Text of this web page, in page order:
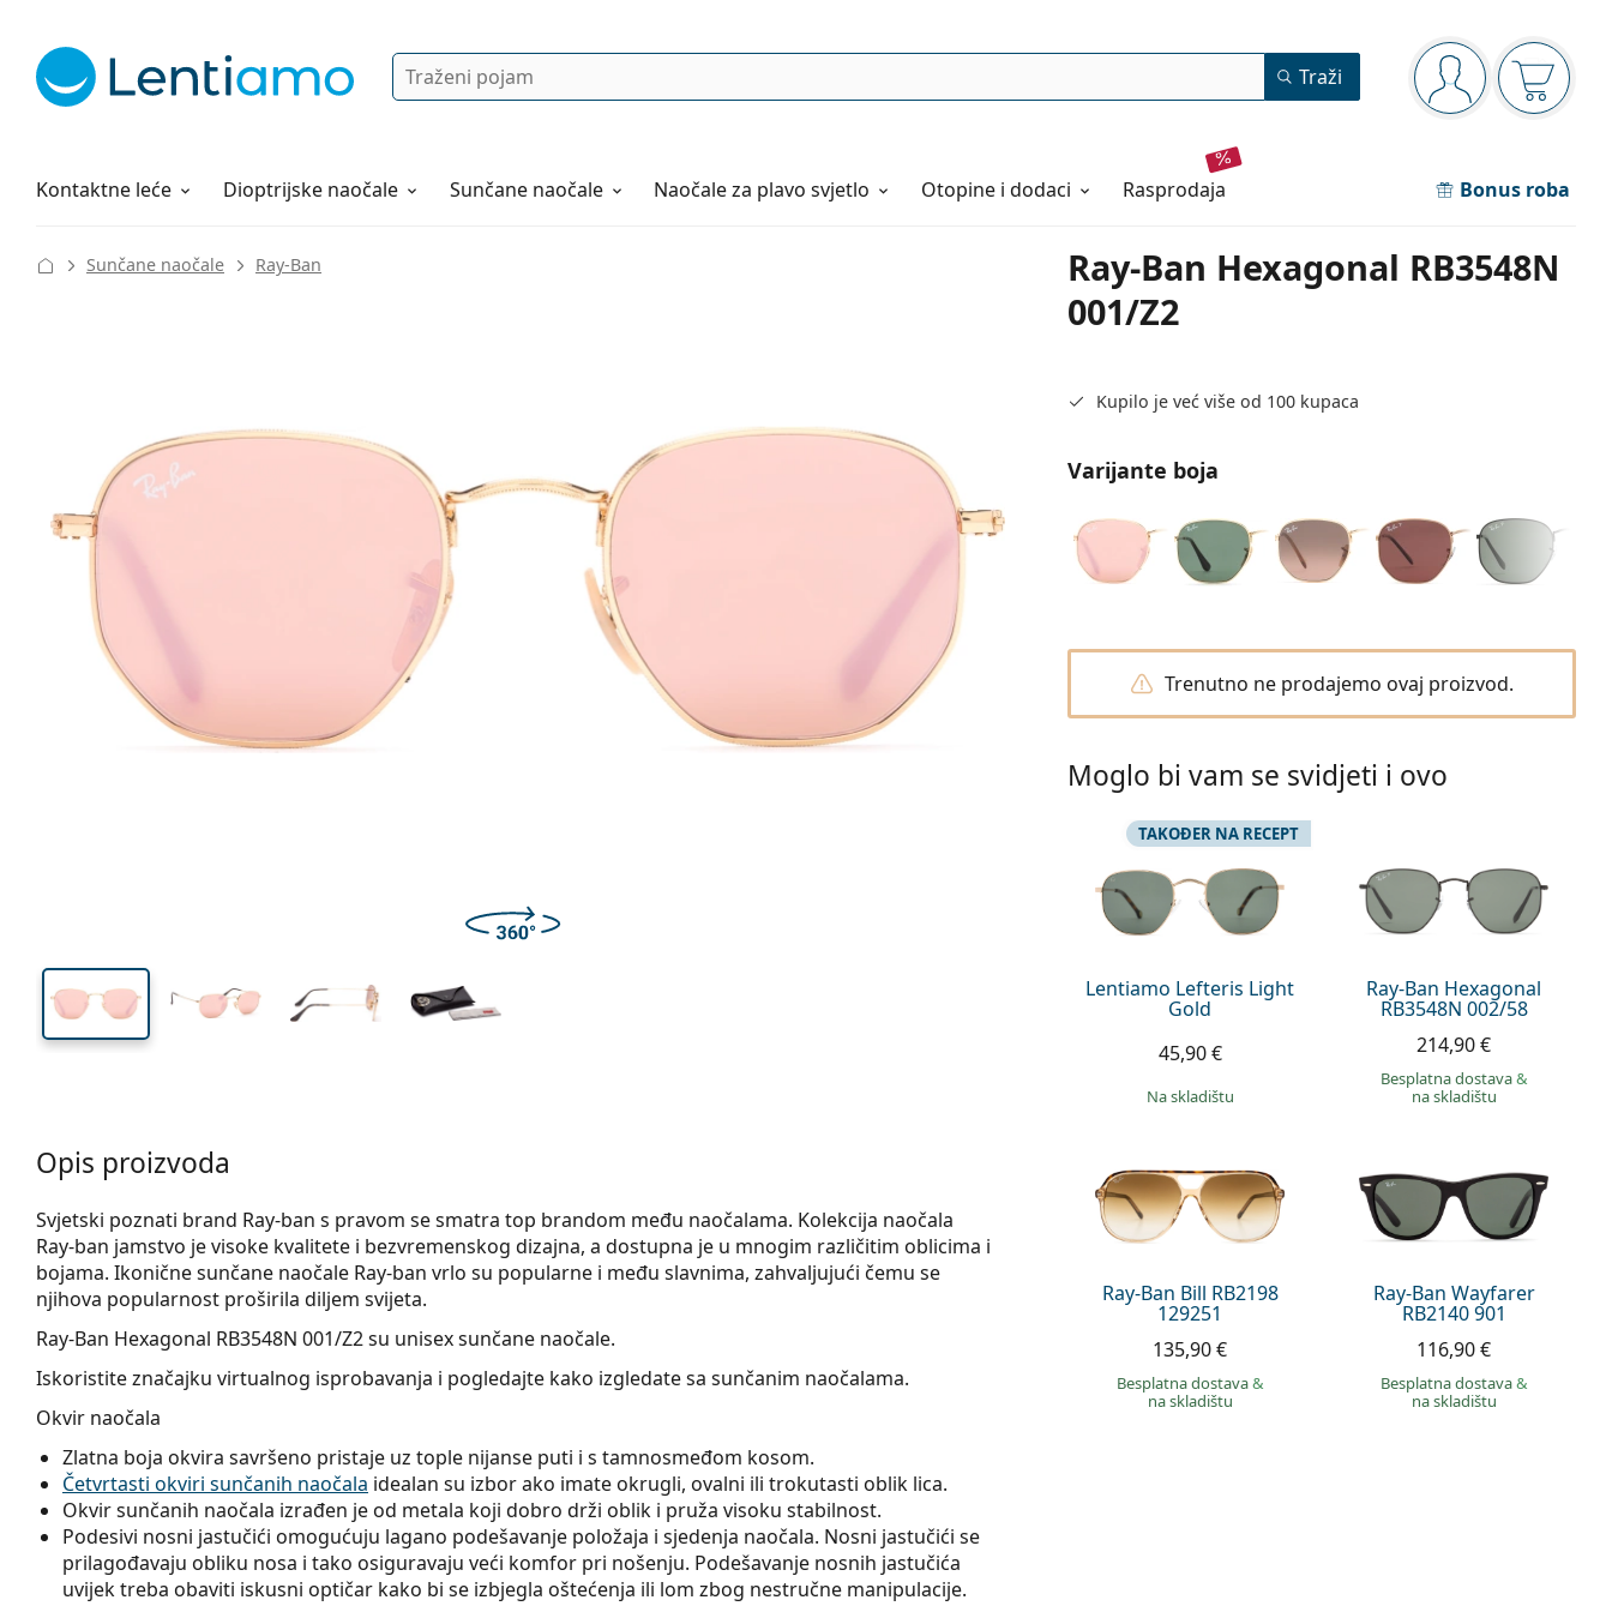
Navigacijska ploča
ste prijavljeni
Pretraga Traži
Kontaktne leće
Otopine za leće Dioptrijske naočale Sunčane naočale Naočaleza plavo svjetlo Otopine i dodaci rasprodaja Bonus roba
Sve o kupovini
Ray-Ban Hexagonal RB3548N
001/Z2
Sunčane naočale Ray-Ban
Kupilo je već više od 100 kupaca
Varijante boja
Trenutno ne prodajemo ovaj proizvod.
Moglo bi vam se svidjeti i ovo
Lentiamo Lefteris Light
Gold
TAKOĐER NA RECEPT
45,90 €
na skladištu
Ray-Ban Hexagonal
RB3548N 002/58
214,90 €
Besplatna dostava&
na skladištu
Ray-Ban Bill RB2198
129251
135,90 €
Besplatna dostava&
na skladištu
Ray-Ban Wayfarer
RB2140 901
116,90 €
Besplatna dostava&
na skladištu
Opis proizvoda
Svjetski poznati brand Ray-ban s pravom se smatra top brandom među naočalama. Kolekcija naočala
Ray-ban jamstvo je visoke kvalitete i bezvremenskog dizajna, a dostupna je u mnogim različitim oblicima i
bojama. Ikonične sunčane naočale Ray-ban vrlo su popularne i među slavnima, zahvaljujući čemu se
njihova popularnost proširila diljem svijeta.
Ray-Ban Hexagonal RB3548N 001/Z2su unisex sunčane naočale.
Iskoristite značajku virtualnog isprobavanja i pogledajte kako izgledate sa sunčanim naočalama.
Okvir naočala
Zlatna boja okvira savršeno pristaje uz tople nijanse puti i s tamnosmeđom kosom.
Četvrtasti okviri sunčanih naočala idealan su izbor ako imate okrugli, ovalni ili trokutasti oblik lica.
Okvir sunčanih naočala izrađen je od metala koji dobro drži oblik i pruža visoku stabilnost.
Podesivi nosni jastučići omogućuju lagano podešavanje položaja i sjedenja naočala. Nosni jastučići se
prilagođavaju obliku nosa i tako osiguravaju veći komfor pri nošenju. Podešavanje nosnih jastučića
uvijek treba obaviti iskusni optičar kako bi se izbjegla oštećenja ili lom zbog nestručne manipulacije.